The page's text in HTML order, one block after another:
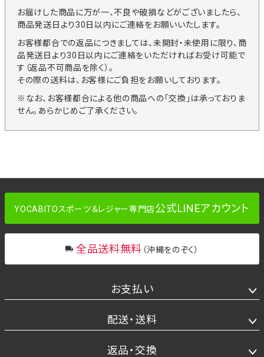
お届けした商品に万が一、不良や破損などがございましたら、
商品発送日より30日以内にご連絡をお願いいたします。
お客様都合での返品につきましては、未開封・未使用に限り、商
品発送日より30日以内にご連絡をいただければお受け可能で
す（返品不可商品を除く）。
その際の送料は、お客様にご負担をお願いしております。
※なお、お客様都合による他の商品への「交換」は承っておりま
せん。あらかじめご了承ください。
YOCABITOスポーツ＆レジャー専門店公式LINEアカウント
全品送料無料 （沖縄をのぞく）
お支払い
配送・送料
返品・交換